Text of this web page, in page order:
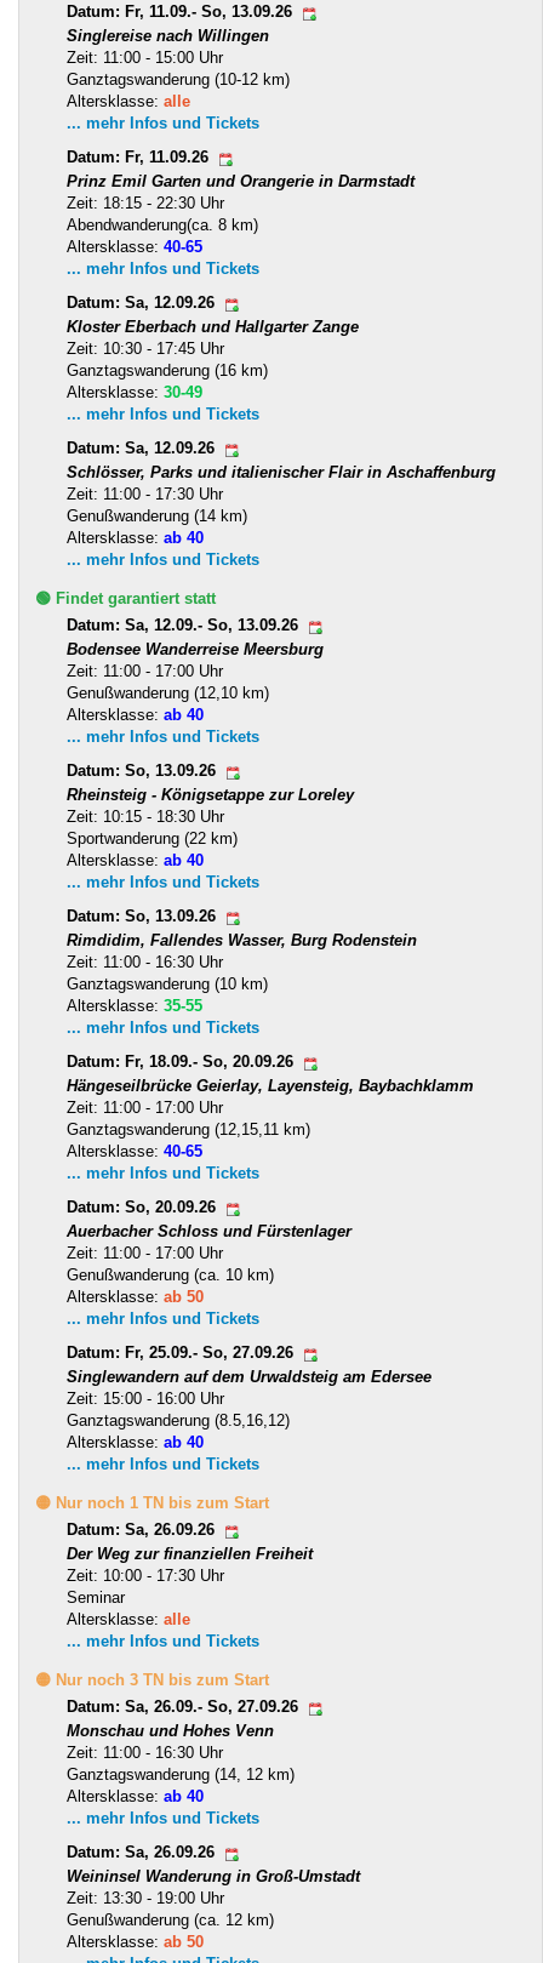
Datum: Fr, 11.09.- So, 13.09.26
Singlereise nach Willingen
Zeit: 11:00 - 15:00 Uhr
Ganztagswanderung (10-12 km)
Altersklasse: alle
... mehr Infos und Tickets
Datum: Fr, 11.09.26
Prinz Emil Garten und Orangerie in Darmstadt
Zeit: 18:15 - 22:30 Uhr
Abendwanderung(ca. 8 km)
Altersklasse: 40-65
... mehr Infos und Tickets
Datum: Sa, 12.09.26
Kloster Eberbach und Hallgarter Zange
Zeit: 10:30 - 17:45 Uhr
Ganztagswanderung (16 km)
Altersklasse: 30-49
... mehr Infos und Tickets
Datum: Sa, 12.09.26
Schlösser, Parks und italienischer Flair in Aschaffenburg
Zeit: 11:00 - 17:30 Uhr
Genußwanderung (14 km)
Altersklasse: ab 40
... mehr Infos und Tickets
🟢 Findet garantiert statt
Datum: Sa, 12.09.- So, 13.09.26
Bodensee Wanderreise Meersburg
Zeit: 11:00 - 17:00 Uhr
Genußwanderung (12,10 km)
Altersklasse: ab 40
... mehr Infos und Tickets
Datum: So, 13.09.26
Rheinsteig - Königsetappe zur Loreley
Zeit: 10:15 - 18:30 Uhr
Sportwanderung (22 km)
Altersklasse: ab 40
... mehr Infos und Tickets
Datum: So, 13.09.26
Rimdidim, Fallendes Wasser, Burg Rodenstein
Zeit: 11:00 - 16:30 Uhr
Ganztagswanderung (10 km)
Altersklasse: 35-55
... mehr Infos und Tickets
Datum: Fr, 18.09.- So, 20.09.26
Hängeseilbrücke Geierlay, Layensteig, Baybachklamm
Zeit: 11:00 - 17:00 Uhr
Ganztagswanderung (12,15,11 km)
Altersklasse: 40-65
... mehr Infos und Tickets
Datum: So, 20.09.26
Auerbacher Schloss und Fürstenlager
Zeit: 11:00 - 17:00 Uhr
Genußwanderung (ca. 10 km)
Altersklasse: ab 50
... mehr Infos und Tickets
Datum: Fr, 25.09.- So, 27.09.26
Singlewandern auf dem Urwaldsteig am Edersee
Zeit: 15:00 - 16:00 Uhr
Ganztagswanderung (8.5,16,12)
Altersklasse: ab 40
... mehr Infos und Tickets
🟡 Nur noch 1 TN bis zum Start
Datum: Sa, 26.09.26
Der Weg zur finanziellen Freiheit
Zeit: 10:00 - 17:30 Uhr
Seminar
Altersklasse: alle
... mehr Infos und Tickets
🟡 Nur noch 3 TN bis zum Start
Datum: Sa, 26.09.- So, 27.09.26
Monschau und Hohes Venn
Zeit: 11:00 - 16:30 Uhr
Ganztagswanderung (14, 12 km)
Altersklasse: ab 40
... mehr Infos und Tickets
Datum: Sa, 26.09.26
Weininsel Wanderung in Groß-Umstadt
Zeit: 13:30 - 19:00 Uhr
Genußwanderung (ca. 12 km)
Altersklasse: ab 50